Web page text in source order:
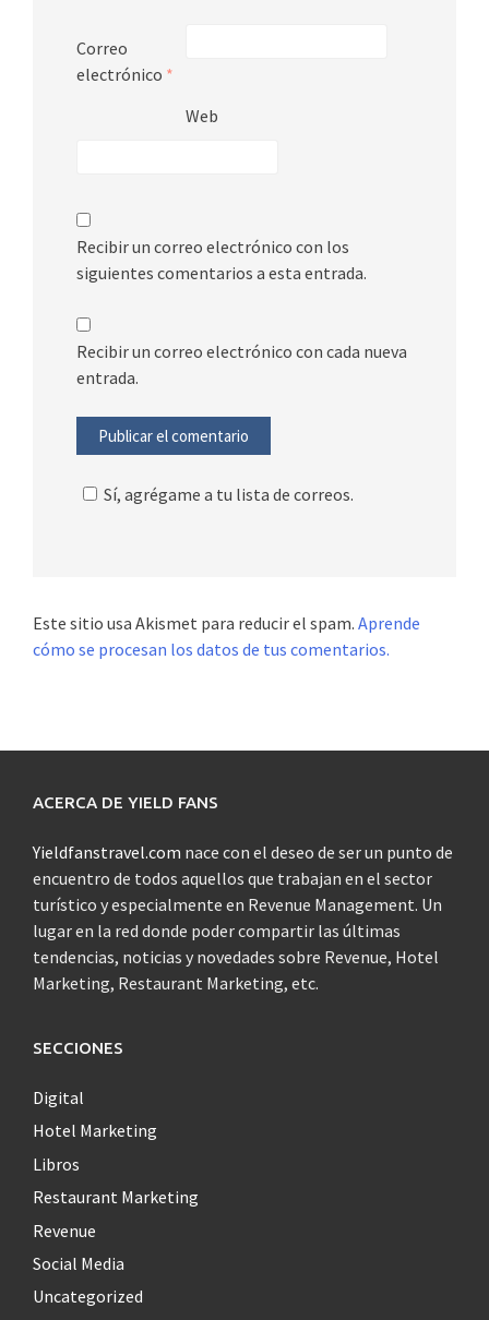
Correo
electrónico *
Web
Recibir un correo electrónico con los
siguientes comentarios a esta entrada.
Recibir un correo electrónico con cada nueva
entrada.
Sí, agrégame a tu lista de correos.
Este sitio usa Akismet para reducir el spam. Aprende
cómo se procesan los datos de tus comentarios.
ACERCA DE YIELD FANS
Yieldfanstravel.com nace con el deseo de ser un punto de
encuentro de todos aquellos que trabajan en el sector
turístico y especialmente en Revenue Management. Un
lugar en la red donde poder compartir las últimas
tendencias, noticias y novedades sobre Revenue, Hotel
Marketing, Restaurant Marketing, etc.
SECCIONES
Digital
Hotel Marketing
Libros
Restaurant Marketing
Revenue
Social Media
Uncategorized